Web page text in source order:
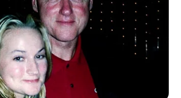
More by Szerző